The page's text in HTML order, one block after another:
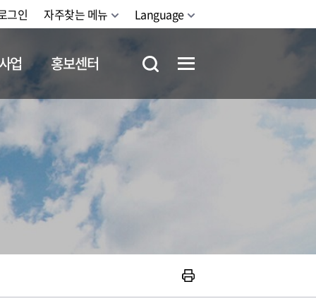
그인 자주찾는 메뉴 Language
업 홍보센터